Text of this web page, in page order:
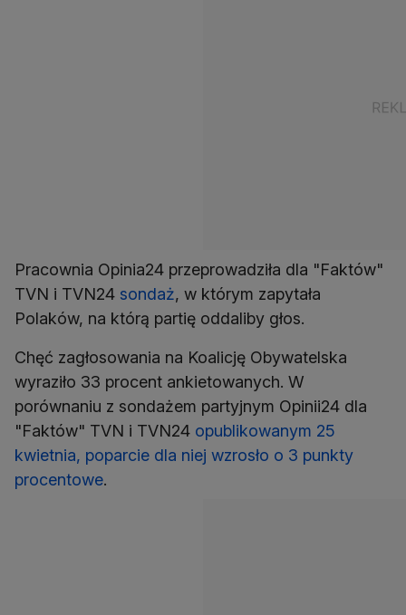
Pracownia Opinia24 przeprowadziła dla "Faktów"
TVN i TVN24 sondaż, w którym zapytała
Polaków, na którą partię oddaliby głos.
Chęć zagłosowania na Koalicję Obywatelska
wyraziło 33 procent ankietowanych. W
porównaniu z sondażem partyjnym Opinii24 dla
"Faktów" TVN i TVN24 opublikowanym 25
kwietnia, poparcie dla niej wzrosło o 3 punkty
procentowe.